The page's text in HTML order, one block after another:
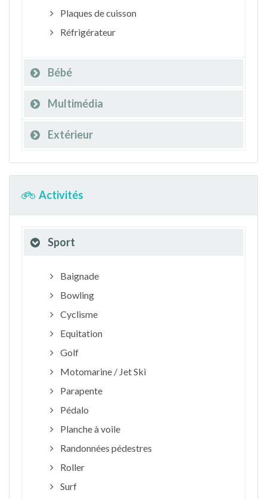
Plaques de cuisson
Réfrigérateur
Bébé
Multimédia
Extérieur
Activités
Sport
Baignade
Bowling
Cyclisme
Equitation
Golf
Motomarine / Jet Ski
Parapente
Pédalo
Planche à voile
Randonnées pédestres
Roller
Surf